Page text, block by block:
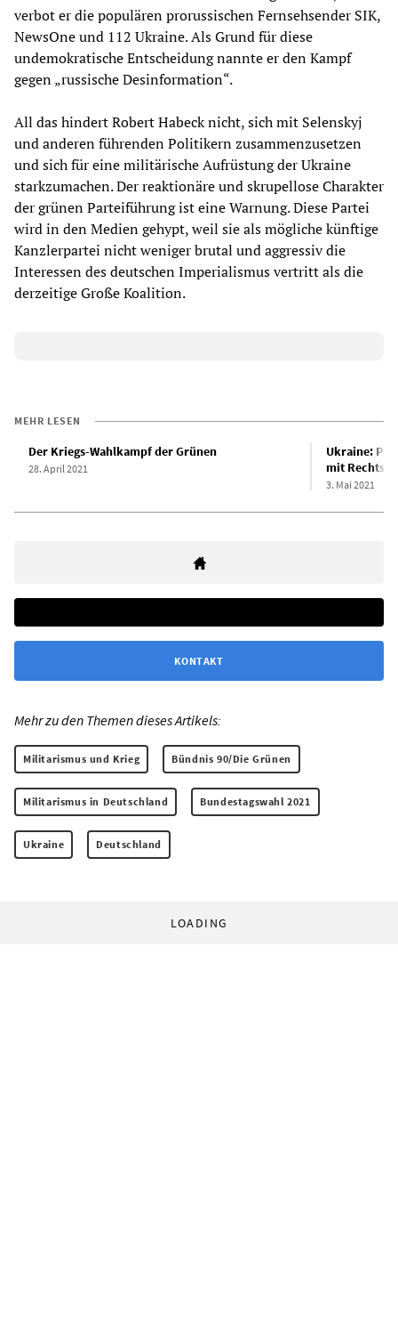
verbot er die populären prorussischen Fernsehsender SIK,
NewsOne und 112 Ukraine. Als Grund für diese
undemokratische Entscheidung nannte er den Kampf
gegen „russische Desinformation“.
All das hindert Robert Habeck nicht, sich mit Selenskyj
und anderen führenden Politikern zusammenzusetzen
und sich für eine militärische Aufrüstung der Ukraine
starkzumachen. Der reaktionäre und skrupellose Charakter
der grünen Parteiführung ist eine Warnung. Diese Partei
wird in den Medien gehypt, weil sie als mögliche künftige
Kanzlerpartei nicht weniger brutal und aggressiv die
Interessen des deutschen Imperialismus vertritt als die
derzeitige Große Koalition.
MEHR LESEN
Der Kriegs-Wahlkampf der Grünen
28. April 2021
Ukraine:
mit
3. Mai 2021
KONTAKT
Mehr zu den Themen dieses Artikels:
Militarismus und Krieg Bündnis 90/Die Grünen
Militarismus in Deutschland Bundestagswahl 2021
Ukraine Deutschland
LOADING